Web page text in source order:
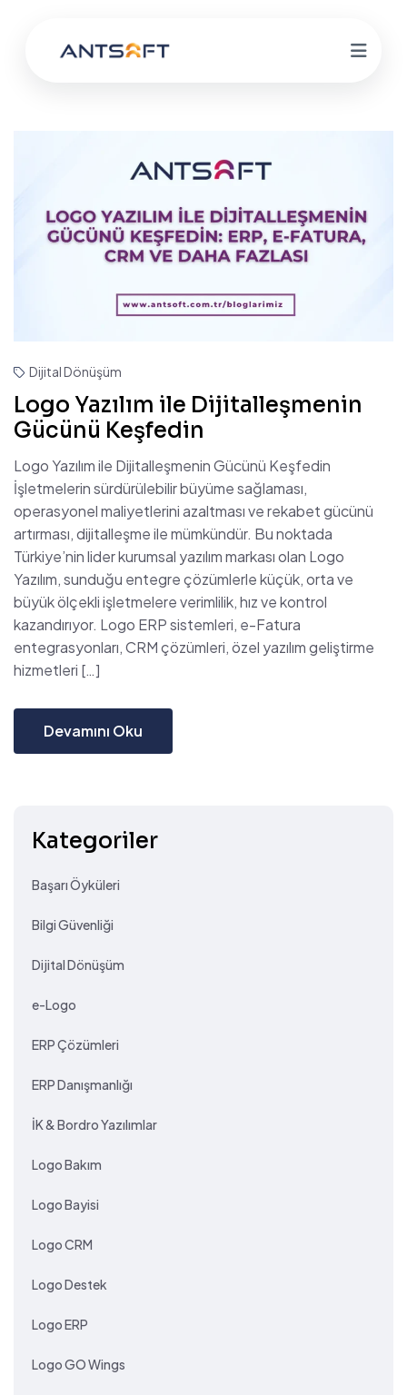
Dijital Dönüşüm
Logo Yazılım ile Dijitalleşmenin
Gücünü Keşfedin
Logo Yazılım ile Dijitalleşmenin Gücünü Keşfedin
İşletmelerin sürdürülebilir büyüme sağlaması,
operasyonel maliyetlerini azaltması ve rekabet gücünü
artırması, dijitalleşme ile mümkündür. Bu noktada
Türkiye’nin lider kurumsal yazılım markası olan Logo
Yazılım, sunduğu entegre çözümlerle küçük, orta ve
büyük ölçekli işletmelere verimlilik, hız ve kontrol
kazandırıyor. Logo ERP sistemleri, e-Fatura
entegrasyonları, CRM çözümleri, özel yazılım geliştirme
hizmetleri […]
Devamını Oku
Kategoriler
Başarı Öyküleri
Bilgi Güvenliği
Dijital Dönüşüm
e-Logo
ERP Çözümleri
ERP Danışmanlığı
İK & Bordro Yazılımlar
Logo Bakım
Logo Bayisi
Logo CRM
Logo Destek
Logo ERP
Logo GO Wings